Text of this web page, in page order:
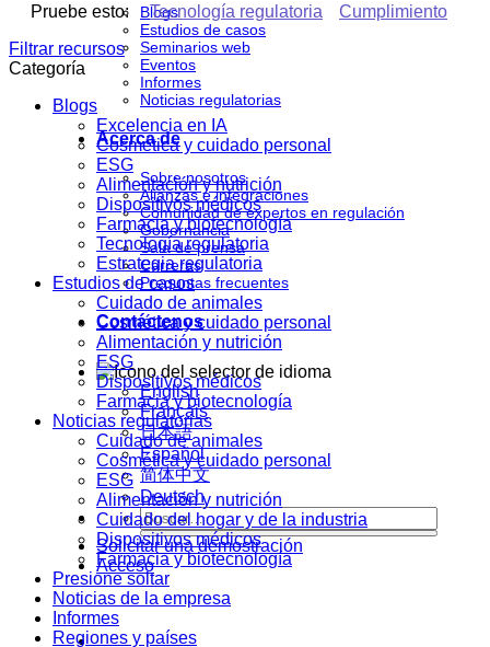
Blogs
Estudios de casos
Seminarios web
Eventos
Informes
Noticias regulatorias
Acerca de
Sobre nosotros
Alianzas e integraciones
Comunidad de expertos en regulación
Gobernancia
Sala de prensa
Carreras
Preguntas frecuentes
Contáctenos
English
Français
日本語
Español
简体中文
Deutsch
Solicitar una demostración
Acceso
Pruebe esto: Tecnología regulatoria
Cumplimiento
Filtrar recursos
Categoría
Blogs
Excelencia en IA
Cosmética y cuidado personal
ESG
Alimentación y nutrición
Dispositivos médicos
Farmacia y biotecnología
Tecnología regulatoria
Estrategia regulatoria
Estudios de casos
Cuidado de animales
Cosmética y cuidado personal
Alimentación y nutrición
ESG
Dispositivos médicos
Farmacia y biotecnología
Noticias regulatorias
Cuidado de animales
Cosmética y cuidado personal
ESG
Alimentación y nutrición
Cuidado del hogar y de la industria
Dispositivos médicos
Farmacia y biotecnología
Presione soltar
Noticias de la empresa
Informes
Regiones y países